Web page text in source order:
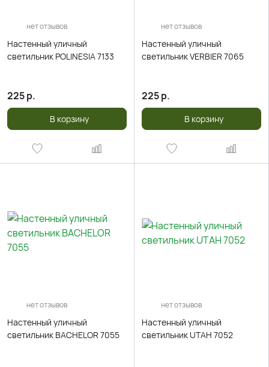
нет отзывов
Настенный уличный
светильник POLINESIA 7133
225р.
В корзину
нет отзывов
Настенный уличный
светильник VERBIER 7065
225р.
В корзину
нет отзывов
Настенный уличный
светильник BACHELOR 7055
нет отзывов
Настенный уличный
светильник UTAH 7052